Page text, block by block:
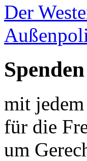
Der
mit
für die
um